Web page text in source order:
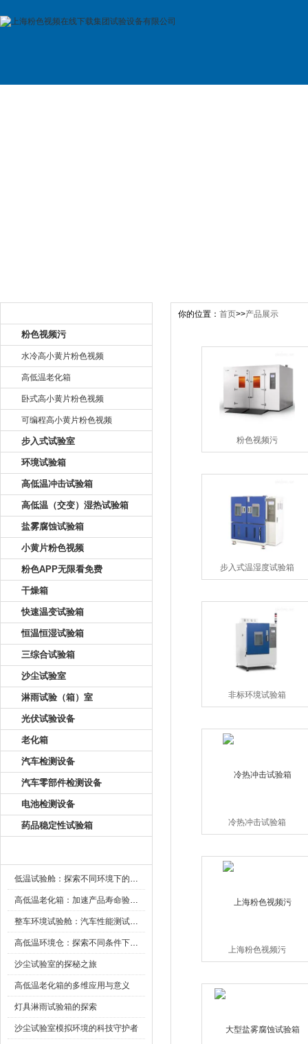
粉色视频污
水冷高小黄片粉色视频
高低温老化箱
卧式高小黄片粉色视频
可编程高小黄片粉色视频
步入式试验室
环境试验箱
高低温冲击试验箱
高低温（交变）湿热试验箱
盐雾腐蚀试验箱
小黄片粉色视频
粉色APP无限看免费
干燥箱
快速温变试验箱
恒温恒湿试验箱
三综合试验箱
沙尘试验室
淋雨试验（箱）室
光伏试验设备
老化箱
汽车检测设备
汽车零部件检测设备
电池检测设备
药品稳定性试验箱
低温试验舱：探索不同环境下的科技边界
高低温老化箱：加速产品寿命验证的可靠伙伴
整车环境试验舱：汽车性能测试的设备
高低温环境仓：探索不同条件下的科学奥秘
沙尘试验室的探秘之旅
高低温老化箱的多维应用与意义
灯具淋雨试验箱的探索
沙尘试验室模拟环境的科技守护者
你的位置： 首页>>产品展示
粉色视频污
步入式温湿度试验箱
非标环境试验箱
冷热冲击试验箱
上海粉色视频污